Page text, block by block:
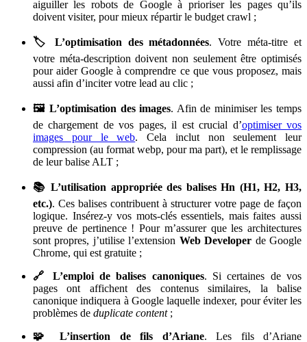
aiguiller les robots de Google à prioriser les pages qu’ils
doivent visiter, pour mieux répartir le budget crawl ;
🏷️ L’optimisation des métadonnées. Votre méta-titre et
votre méta-description doivent non seulement être optimisés
pour aider Google à comprendre ce que vous proposez, mais
aussi afin d’inciter votre lead au clic ;
🖼️ L’optimisation des images. Afin de minimiser les temps
de chargement de vos pages, il est crucial d’optimiser vos
images pour le web. Cela inclut non seulement leur
compression (au format webp, pour ma part), et le remplissage
de leur balise ALT ;
📚 L’utilisation appropriée des balises Hn (H1, H2, H3,
etc.). Ces balises contribuent à structurer votre page de façon
logique. Insérez-y vos mots-clés essentiels, mais faites aussi
preuve de pertinence ! Pour m’assurer que les architectures
sont propres, j’utilise l’extension Web Developer de Google
Chrome, qui est gratuite ;
🔗 L’emploi de balises canoniques. Si certaines de vos
pages ont affichent des contenus similaires, la balise
canonique indiquera à Google laquelle indexer, pour éviter les
problèmes de duplicate content;
🧩 L’insertion de fils d’Ariane. Les fils d’Ariane